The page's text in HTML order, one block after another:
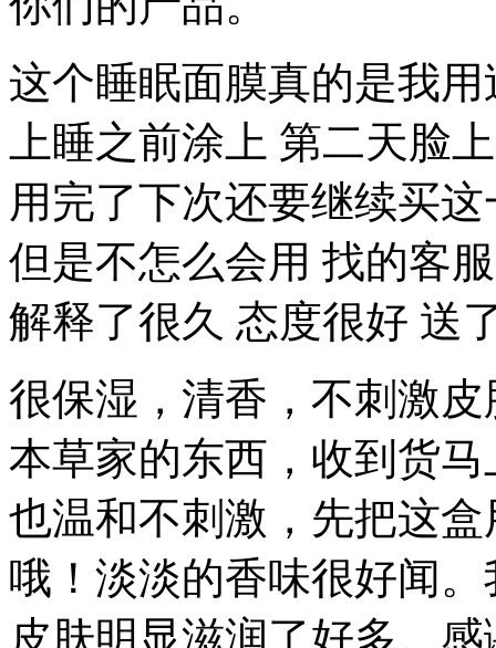
这个睡眠面膜真的是我
上睡之前涂上 第二天脸
用完了下次还要继续买
但是不怎么会用 找的客
解释了很久 态度很好 送
很保湿，清香，不刺激
本草家的东西，收到货
也温和不刺激，先把这
哦！淡淡的香味很好闻
皮肤明显滋润了好多。